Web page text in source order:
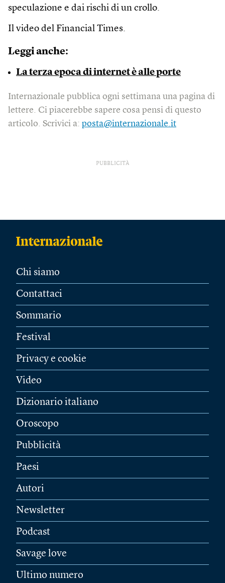
speculazione e dai rischi di un crollo.
Il video del Financial Times.
Leggi anche:
La terza epoca di internet è alle porte
Internazionale pubblica ogni settimana una pagina di
lettere. Ci piacerebbe sapere cosa pensi di questo
articolo. Scrivici a: posta@internazionale.it
PUBBLICITÀ
Chi siamo
Contattaci
Sommario
Festival
Privacy e cookie
Video
Dizionario italiano
Oroscopo
Pubblicità
Paesi
Autori
Newsletter
Podcast
Savage love
Ultimo numero